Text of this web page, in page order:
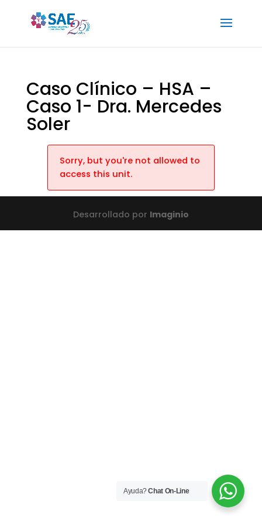
Caso Clínico – HSA –
Caso 1- Dra. Mercedes
Soler
Sorry, but you're not allowed to
access this unit.
Desarrollado por Imaginio
Ayuda?Chat On-Line